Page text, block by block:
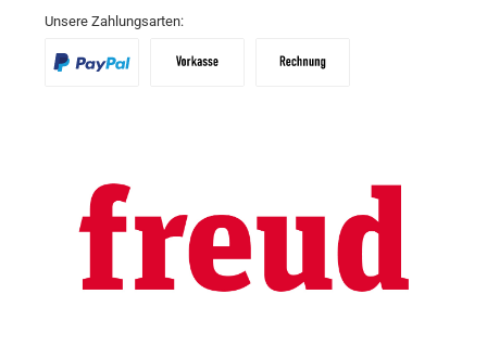
Unsere Zahlungsarten: